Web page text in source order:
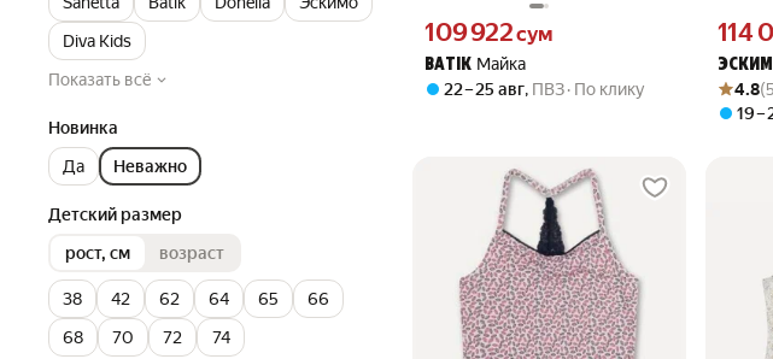
Diva Kids
Показать всё
Новинка
Да
Неважно
Детский размер
рост, см
возраст
38 42 62 64 65
66
68
70 72
74
BATIK Майка
Цена 109922 сум вместо
109 922сум
22 – 25 авг, ПВЗ По клику
Цена
114
Оценок:
4.8
19 –